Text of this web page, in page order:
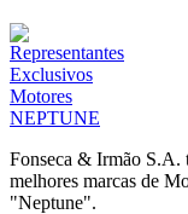
Fonseca & Irmão S.A.
melhores marcas de
"Neptune".